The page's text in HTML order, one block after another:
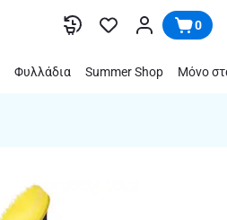
0
Φυλλάδια Summer Shop Μόνο